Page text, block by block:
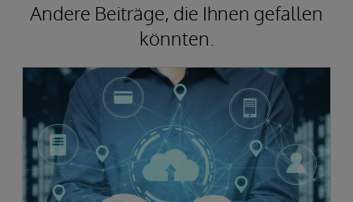
Andere Beiträge, die Ihnen gefallen
könnten.